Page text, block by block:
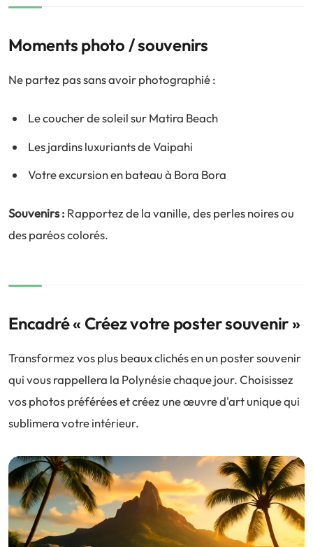
Moments photo / souvenirs
Ne partez pas sans avoir photographié :
Le coucher de soleil sur Matira Beach
Les jardins luxuriants de Vaipahi
Votre excursion en bateau à Bora Bora
Souvenirs : Rapportez de la vanille, des perles noires ou
des paréos colorés.
Encadré « Créez votre poster souvenir »
Transformez vos plus beaux clichés en un poster souvenir
qui vous rappellera la Polynésie chaque jour. Choisissez
vos photos préférées et créez une œuvre d'art unique qui
sublimera votre intérieur.